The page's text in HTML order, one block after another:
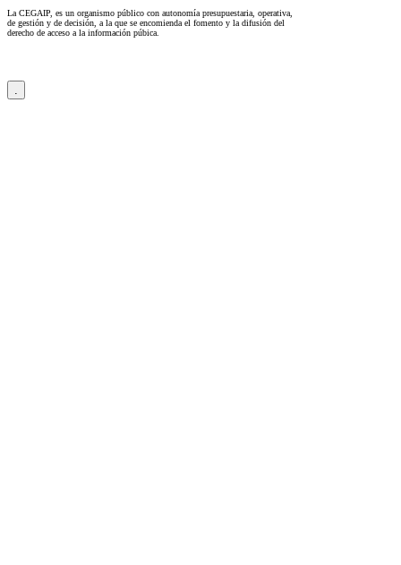
La CEGAIP, es un organismo público con autonomía presupuestaria, operativa,
de gestión y de decisión, a la que se encomienda el fomento y la difusión del
derecho de acceso a la información púbica.